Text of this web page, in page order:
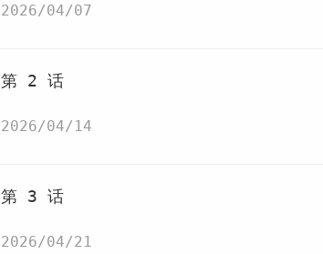
2026/04/07
第 2 话
2026/04/14
第 3 话
2026/04/21